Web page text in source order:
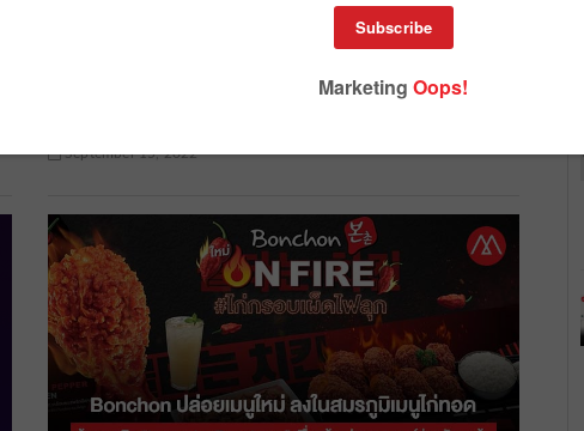
Nike โชว์ Air Max Scorpion ผลงานใช้ 3D Virtual
Reality ออกแบบรองเท้าผ้าใบช่วงโควิดระบาด
September 15, 2022